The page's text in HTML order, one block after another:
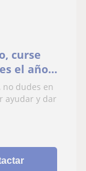
curse
el año
lengua y
y
no dudes en
ayudar y dar